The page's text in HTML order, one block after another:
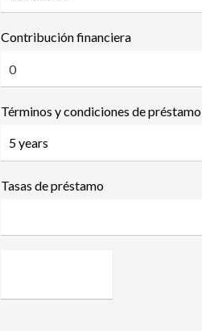
Contribución financiera
Términos y condiciones de préstamo
Tasas de préstamo